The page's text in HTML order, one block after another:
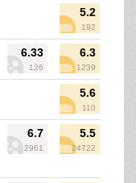
5.2
192
6.33
126
6.3
1239
5.6
110
6.7
2961
5.5
24722